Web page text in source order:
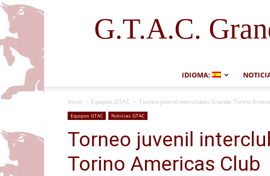
G.T.A.C.
IDIOMA:
Inicio Equipos GTAC Torneo juvenil interclubes Grande Torino
Equipos GTAC Noticias GTAC
Torneo juvenil
Torino Americas Club